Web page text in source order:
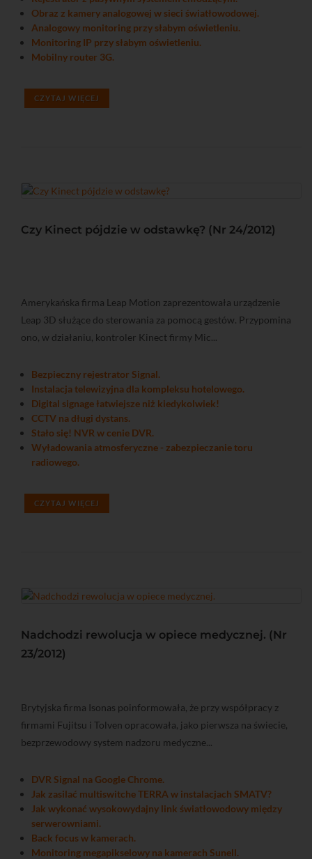
Obraz z kamery analogowej w sieci światłowodowej.
Analogowy monitoring przy słabym oświetleniu.
Monitoring IP przy słabym oświetleniu.
Mobilny router 3G.
CZYTAJ WIĘCEJ
Czy Kinect pójdzie w odstawkę? (Nr 24/2012)
Amerykańska firma Leap Motion zaprezentowała urządzenie
Leap 3D służące do sterowania za pomocą gestów. Przypomina
ono, w działaniu, kontroler Kinect firmy Mic...
Bezpieczny rejestrator Signal.
Instalacja telewizyjna dla kompleksu hotelowego.
Digital signage łatwiejsze niż kiedykolwiek!
CCTV na długi dystans.
Stało się! NVR w cenie DVR.
Wyładowania atmosferyczne - zabezpieczanie toru
radiowego.
CZYTAJ WIĘCEJ
Nadchodzi rewolucja w opiece medycznej. (Nr
23/2012)
Brytyjska firma Isonas poinformowała, że przy współpracy z
firmami Fujitsu i Tolven opracowała, jako pierwsza na świecie,
bezprzewodowy system nadzoru medyczne...
DVR Signal na Google Chrome.
Jak zasilać multiswitche TERRA w instalacjach SMATV?
Jak wykonać wysokowydajny link światłowodowy między
serwerowniami.
Back focus w kamerach.
Monitoring megapikselowy na kamerach Sunell.